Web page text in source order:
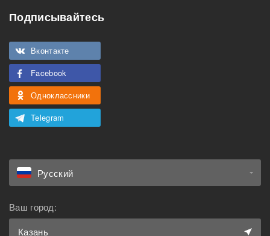
Подписывайтесь
Вконтакте
Facebook
Одноклассники
Telegram
Русский
Ваш город:
Казань